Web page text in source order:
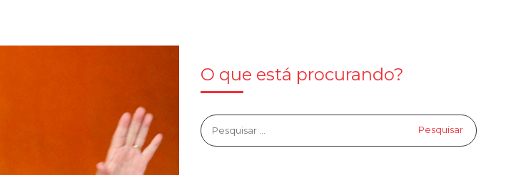
O que está procurando?